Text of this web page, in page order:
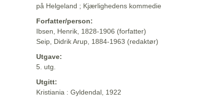
på Helgeland ; Kjærlighedens kommedie
Forfatter/person:
Ibsen, Henrik, 1828-1906 (forfatter)
Seip, Didrik Arup, 1884-1963 (redaktør)
Utgave:
5. utg.
Utgitt:
Kristiania : Gyldendal, 1922